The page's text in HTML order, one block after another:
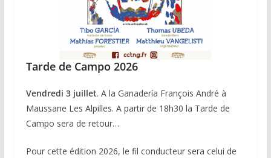
Tarde de Campo 2026
Vendredi 3 juillet. A la Ganadería François André à
Maussane Les Alpilles. A partir de 18h30 la Tarde de
Campo sera de retour…
Pour cette édition 2026, le fil conducteur sera celui de